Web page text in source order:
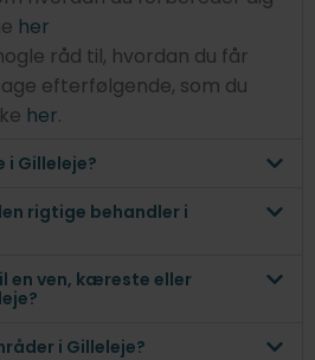
her
råd til, hvordan du får
efterfølgende, som du
her.
i Gilleleje?
rigtige behandler i
en ven, kæreste eller
i Gilleleje?